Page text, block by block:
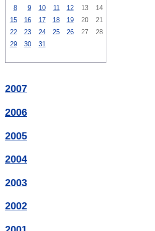
8
9 10 11 12 13
14
15
16 17 18 19 20
21
22
23 24 25 26 27
28
29
30 31
2007
2006
2005
2004
2003
2002